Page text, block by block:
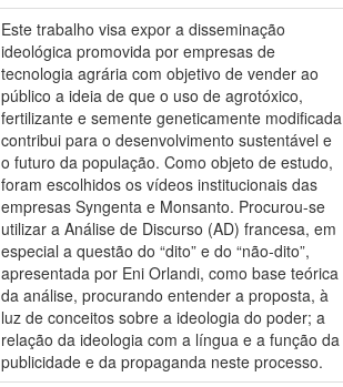
Este trabalho visa expor a disseminação
ideológica promovida por empresas de
tecnologia agrária com objetivo de vender ao
público a ideia de que o uso de agrotóxico,
fertilizante e semente geneticamente modificada
contribui para o desenvolvimento sustentável e
o futuro da população. Como objeto de estudo,
foram escolhidos os vídeos institucionais das
empresas Syngenta e Monsanto. Procurou-se
utilizar a Análise de Discurso (AD) francesa, em
especial a questão do “dito” e do “não-dito”,
apresentada por Eni Orlandi, como base teórica
da análise, procurando entender a proposta, à
luz de conceitos sobre a ideologia do poder; a
relação da ideologia com a língua e a função da
publicidade e da propaganda neste processo.